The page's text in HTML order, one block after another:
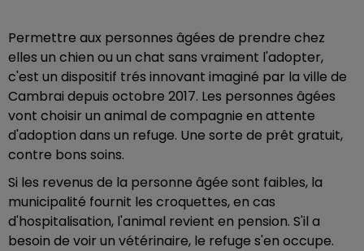
Permettre aux personnes âgées de prendre chez
elles un chien ou un chat sans vraiment l'adopter,
c'est un dispositif trés innovant imaginé par la ville de
Cambrai depuis octobre 2017. Les personnes âgées
vont choisir un animal de compagnie en attente
d'adoption dans un refuge. Une sorte de prêt gratuit,
contre bons soins.
Si les revenus de la personne âgée sont faibles, la
municipalité fournit les croquettes, en cas
d'hospitalisation, l'animal revient en pension. S'il a
besoin de voir un vétérinaire, le refuge s'en occupe.